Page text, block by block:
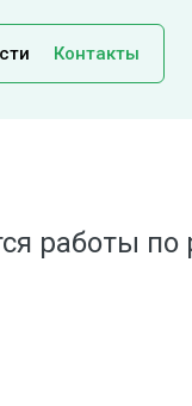
Контакты
работы по